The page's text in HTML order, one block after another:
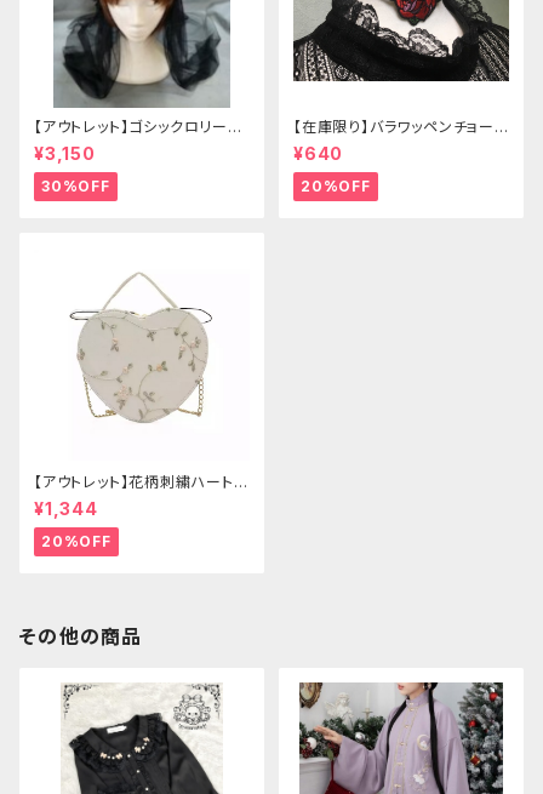
【アウトレット】ゴシックロリータ
ゴールドクラウン＆ホーン(ヴェ
ール付き)
¥3,150
30%OFF
【在庫限り】バラワッペンチョーカ
ー
¥640
20%OFF
【アウトレット】花柄刺繍ハートバ
ッグ
¥1,344
20%OFF
その他の商品